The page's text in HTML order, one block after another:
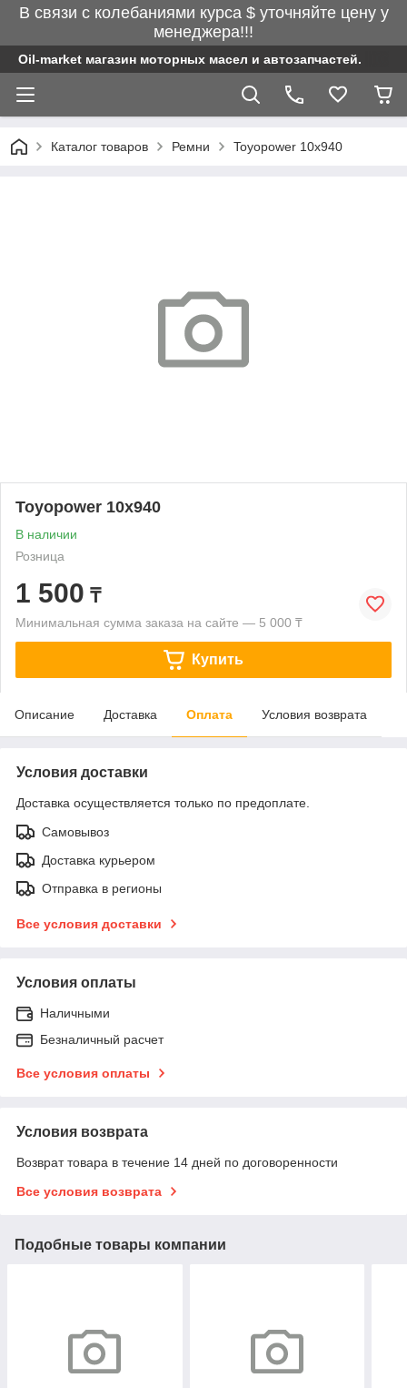
В связи с колебаниями курса $ уточняйте цену у
менеджера!!!
Oil-market магазин моторных масел и автозапчастей.
Каталог товаров Ремни Toyopower 10x940
Toyopower 10x940
В наличии
Розница
1 500 ₸
Минимальная сумма заказа на сайте — 5 000 ₸
Купить
Описание Доставка Оплата Условия возврата
Условия доставки
Доставка осуществляется только по предоплате.
Самовывоз
Доставка курьером
Отправка в регионы
Все условия доставки
Условия оплаты
Наличными
Безналичный расчет
Все условия оплаты
Условия возврата
Возврат товара в течение 14 дней по договоренности
Все условия возврата
Подобные товары компании